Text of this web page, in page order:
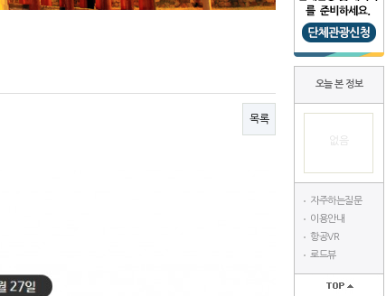
오늘 본 정보
없음
자주하는질문
이용안내
항공VR
로드뷰
목록